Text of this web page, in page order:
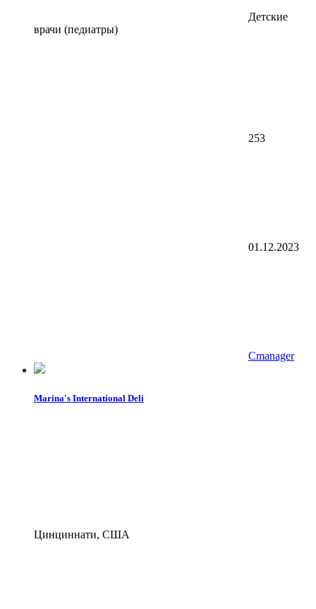
Детские
врачи (педиатры)
253
01.12.2023
Cmanager
Marina's International Deli
Цинциннати, США